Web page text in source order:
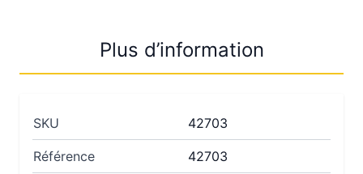
Plus d’information
SKU 42703
Référence 42703